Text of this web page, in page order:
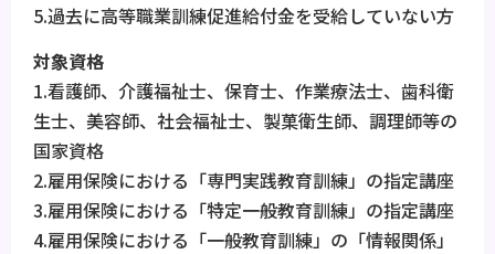
5.過去に高等職業訓練促進給付金を受給していない方
対象資格
1.看護師、介護福祉士、保育士、作業療法士、歯科衛
生士、美容師、社会福祉士、製菓衛生師、調理師等の
国家資格
2.雇用保険における「専門実践教育訓練」の指定講座
3.雇用保険における「特定一般教育訓練」の指定講座
4.雇用保険における「一般教育訓練」の「情報関係」